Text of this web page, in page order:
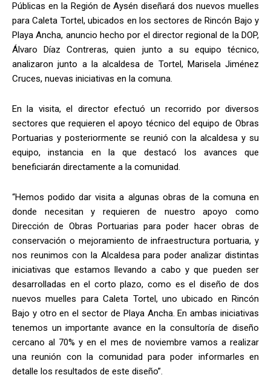
Públicas en la Región de Aysén diseñará dos nuevos muelles
para Caleta Tortel, ubicados en los sectores de Rincón Bajo y
Playa Ancha, anuncio hecho por el director regional de la DOP,
Álvaro Díaz Contreras, quien junto a su equipo técnico,
analizaron junto a la alcaldesa de Tortel, Marisela Jiménez
Cruces, nuevas iniciativas en la comuna.
En la visita, el director efectuó un recorrido por diversos
sectores que requieren el apoyo técnico del equipo de Obras
Portuarias y posteriormente se reunió con la alcaldesa y su
equipo, instancia en la que destacó los avances que
beneficiarán directamente a la comunidad.
“Hemos podido dar visita a algunas obras de la comuna en
donde necesitan y requieren de nuestro apoyo como
Dirección de Obras Portuarias para poder hacer obras de
conservación o mejoramiento de infraestructura portuaria, y
nos reunimos con la Alcaldesa para poder analizar distintas
iniciativas que estamos llevando a cabo y que pueden ser
desarrolladas en el corto plazo, como es el diseño de dos
nuevos muelles para Caleta Tortel, uno ubicado en Rincón
Bajo y otro en el sector de Playa Ancha. En ambas iniciativas
tenemos un importante avance en la consultoría de diseño
cercano al 70% y en el mes de noviembre vamos a realizar
una reunión con la comunidad para poder informarles en
detalle los resultados de este diseño”.